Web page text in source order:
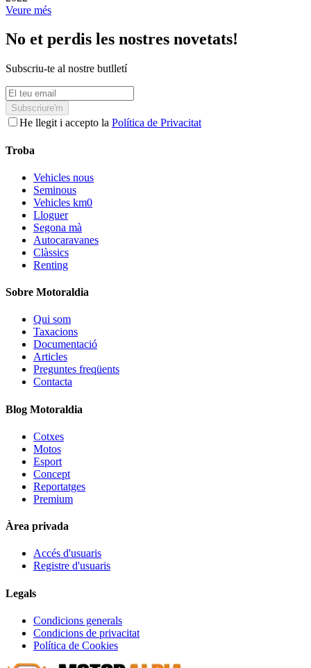
Veure més
No et perdis les nostres novetats!
Subscriu-te al nostre butlletí
Subscriure'm
He llegit i accepto la Política de Privacitat
Troba
Vehicles nous
Seminous
Vehicles km0
Lloguer
Segona mà
Autocaravanes
Clàssics
Renting
Sobre Motoraldia
Qui som
Taxacions
Documentació
Articles
Preguntes freqüents
Contacta
Blog Motoraldia
Cotxes
Motos
Esport
Concept
Reportatges
Premium
Àrea privada
Accés d'usuaris
Registre d'usuaris
Legals
Condicions generals
Condicions de privacitat
Política de Cookies